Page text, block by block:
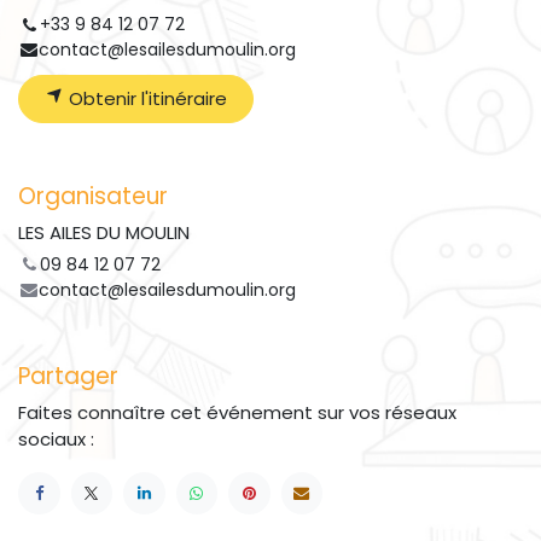
+33 9 84 12 07 72
contact@lesailesdumoulin.org
Obtenir l'itinéraire
Organisateur
LES AILES DU MOULIN
09 84 12 07 72
contact@lesailesdumoulin.org
Partager
Faites connaître cet événement sur vos réseaux
sociaux :